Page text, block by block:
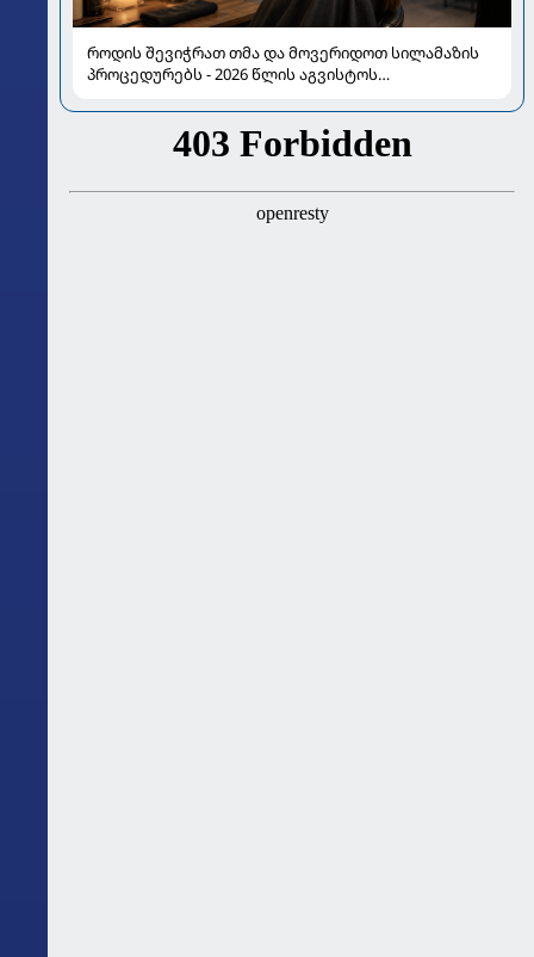
როდის შევიჭრათ თმა და მოვერიდოთ სილამაზის
პროცედურებს - 2026 წლის აგვისტოს